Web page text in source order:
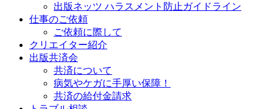
出版ネッツ ハラスメント防止ガイドライン
仕事のご依頼
ご依頼に際して
クリエイター紹介
出版共済会
共済について
病気やケガに手厚い保障！
共済の給付金請求